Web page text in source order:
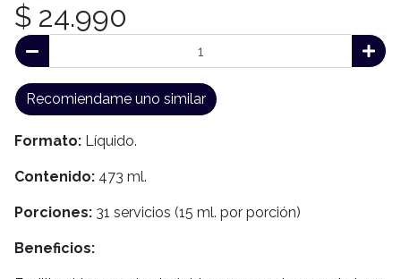
$ 24.990
Recomiendame uno similar
Formato: Líquido.
Contenido: 473 ml.
Porciones: 31 servicios (15 ml. por porción)
Beneficios: